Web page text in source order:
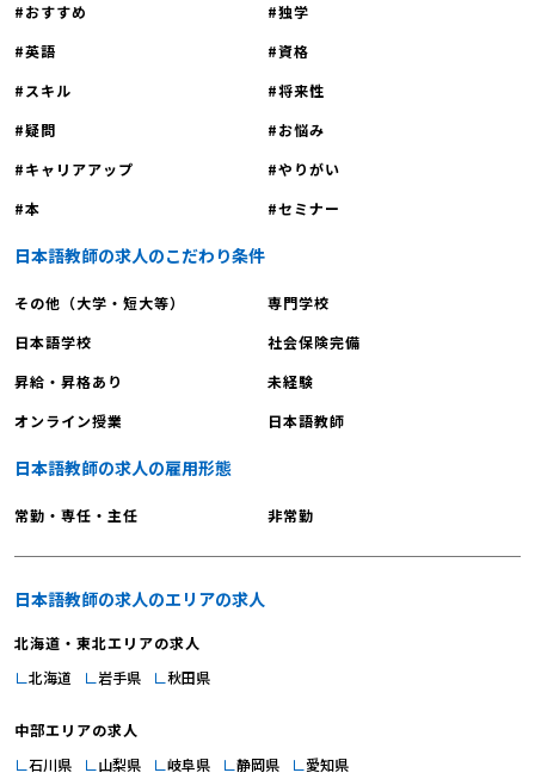
ご紹介します。面接に臨む際は、以下
のポイントを意識してくださいね。な
お、日本語教師の面接でよく聞かれる
回答】日本語学校の面接や模擬授業で
聞かれやすい質問と対策」や「日本語
経験者必見｜面接で評価される志望動
機の答え方1】結論から言う 1番目に
の答え方は『結論から言う』です。ま
ずは結論から述べてください。結論フ
理的に要点を伝えることができます。
ん。ですので、ロジカルに話せないと
おすすめ
独学
英語
資格
スキル
将来性
疑問
お悩み
キャリアアップ
やりがい
本
セミナー
日本語教師の求人のこだわり条件
その他（大学・短大等）
専門学校
日本語学校
社会保険完備
昇給・昇格あり
未経験
オンライン授業
日本語教師
日本語教師の求人の雇用形態
常勤・専任・主任 非常勤
日本語教師の求人のエリアの求人
北海道・東北エリアの求人
北海道
岩手県 秋田県
中部エリアの求人
石川県
山梨県 岐阜県 静岡県 愛知県